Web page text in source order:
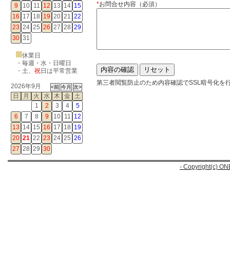
9
10 11 12 13 14 15
16 17 18 19 20 21 22
23 24 25 26 27 28 29
30 31
休業日
・毎週・水・日曜日
・ 土、 祝日は平常営業
2026年9月
日
月 火 水 木 金
土
1
2 3 4
5
6
7 8 9 10 11 12
13 14 15 16 17 18 19
20 21 22 23 24 25 26
27 28 29 30
*お問合せ内容（必須）
第三者閲覧防止のため内容確認でSSL暗号化を
- Copyright(c)